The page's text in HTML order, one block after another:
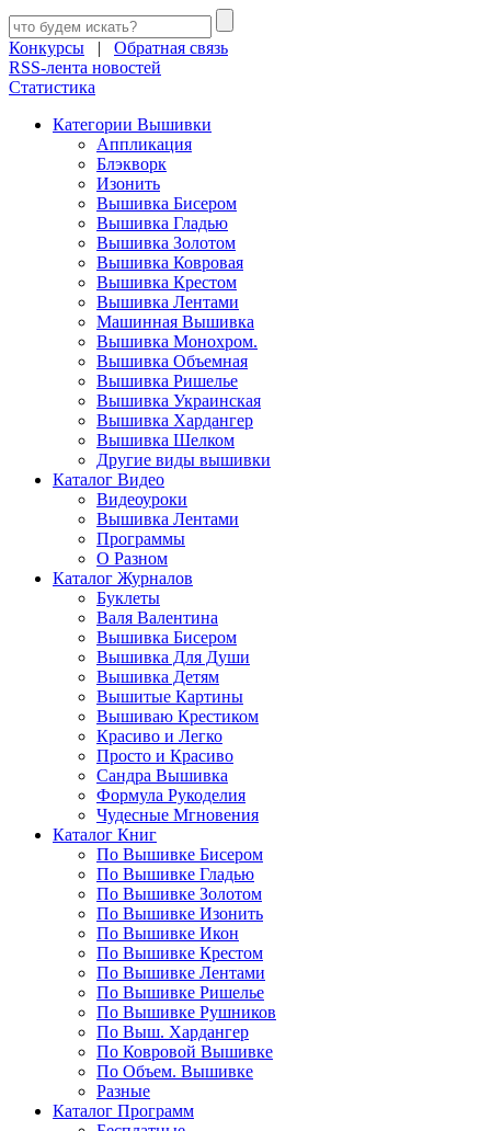
Конкурсы | Обратная связь
RSS-лента новостей
Статистика
Категории Вышивки
Аппликация
Блэкворк
Изонить
Вышивка Бисером
Вышивка Гладью
Вышивка Золотом
Вышивка Ковровая
Вышивка Крестом
Вышивка Лентами
Машинная Вышивка
Вышивка Монохром.
Вышивка Объемная
Вышивка Ришелье
Вышивка Украинская
Вышивка Хардангер
Вышивка Шелком
Другие виды вышивки
Каталог Видео
Видеоуроки
Вышивка Лентами
Программы
О Разном
Каталог Журналов
Буклеты
Валя Валентина
Вышивка Бисером
Вышивка Для Души
Вышивка Детям
Вышитые Картины
Вышиваю Крестиком
Красиво и Легко
Просто и Красиво
Сандра Вышивка
Формула Рукоделия
Чудесные Мгновения
Каталог Книг
По Вышивке Бисером
По Вышивке Гладью
По Вышивке Золотом
По Вышивке Изонить
По Вышивке Икон
По Вышивке Крестом
По Вышивке Лентами
По Вышивке Ришелье
По Вышивке Рушников
По Выш. Хардангер
По Ковровой Вышивке
По Объем. Вышивке
Разные
Каталог Программ